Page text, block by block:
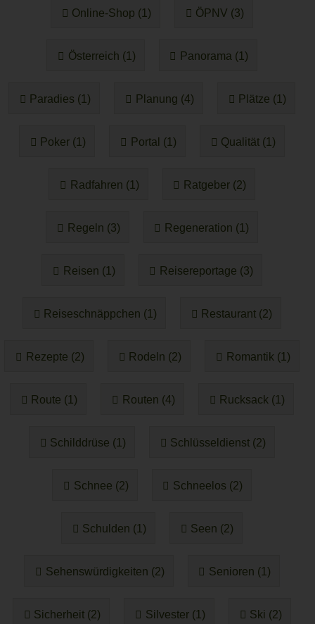
Online-Shop (1) ÖPNV (3)
Österreich (1) Panorama (1)
Paradies (1) Planung (4) Plätze (1)
Poker (1) Portal (1) Qualität (1)
Radfahren (1) Ratgeber (2)
Regeln (3) Regeneration (1)
Reisen (1) Reisereportage (3)
Reiseschnäppchen (1) Restaurant (2)
Rezepte (2) Rodeln (2) Romantik (1)
Route (1) Routen (4) Rucksack (1)
Schilddrüse (1) Schlüsseldienst (2)
Schnee (2) Schneelos (2)
Schulden (1) Seen (2)
Sehenswürdigkeiten (2) Senioren (1)
Sicherheit (2) Silvester (1) Ski (2)